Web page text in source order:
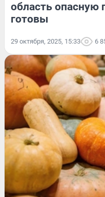
область опасную
готовы
29 октября, 2025, 15:33 6